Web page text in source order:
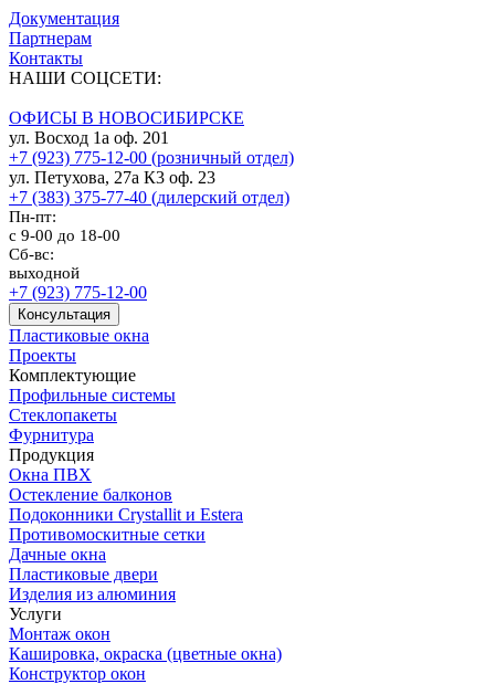
Документация
Партнерам
Контакты
НАШИ СОЦСЕТИ:
ОФИСЫ В НОВОСИБИРСКЕ
ул. Восход 1а оф. 201
+7 (923) 775-12-00 (розничный отдел)
ул. Петухова, 27а К3 оф. 23
+7 (383) 375-77-40 (дилерский отдел)
Пн-пт:
с 9-00 до 18-00
Сб-вс:
выходной
+7 (923) 775-12-00
Консультация
Пластиковые окна
Проекты
Комплектующие
Профильные системы
Стеклопакеты
Фурнитура
Продукция
Окна ПВХ
Остекление балконов
Подоконники Crystallit и Estera
Противомоскитные сетки
Дачные окна
Пластиковые двери
Изделия из алюминия
Услуги
Монтаж окон
Кашировка, окраска (цветные окна)
Конструктор окон